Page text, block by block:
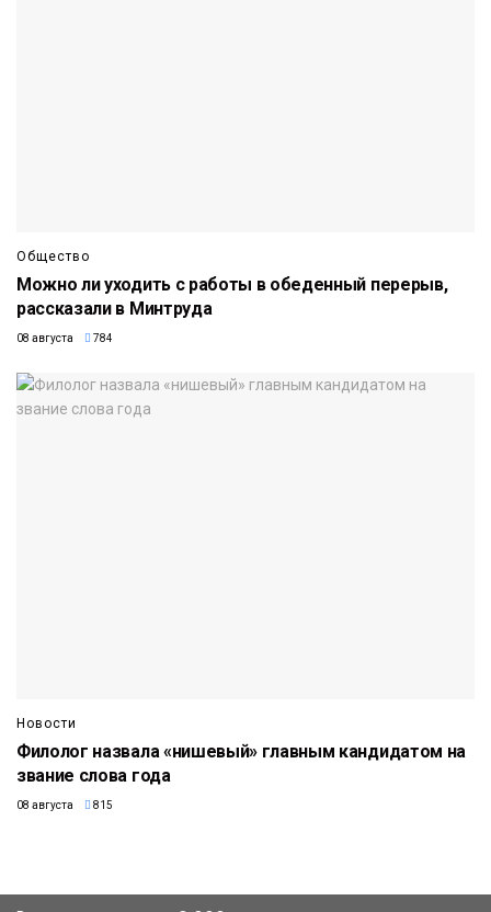
Общество
Можно ли уходить с работы в обеденный перерыв,
рассказали в Минтруда
08 августа 784
Новости
Филолог назвала «нишевый» главным кандидатом на
звание слова года
08 августа 815